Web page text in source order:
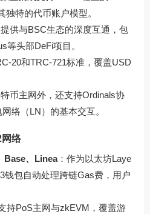
特的代币账户模型。
提供与BSC生态的深度互通，包
等头部DeFi项目。
20和TRC-721标准，覆盖USD
特币主网外，还支持Ordinals协
络（LN）的基本交互。
网络
、Linea：作为以太坊Laye
钱包自动处理跨链Gas费，用户
持PoS主网与zkEVM，覆盖游